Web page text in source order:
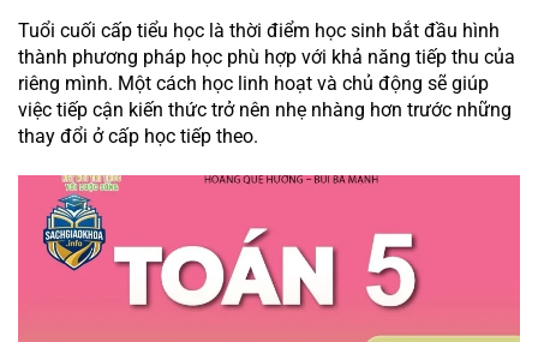
Tuổi cuối cấp tiểu học là thời điểm học sinh bắt đầu hình
thành phương pháp học phù hợp với khả năng tiếp thu của
riêng mình. Một cách học linh hoạt và chủ động sẽ giúp
việc tiếp cận kiến thức trở nên nhẹ nhàng hơn trước những
thay đổi ở cấp học tiếp theo.